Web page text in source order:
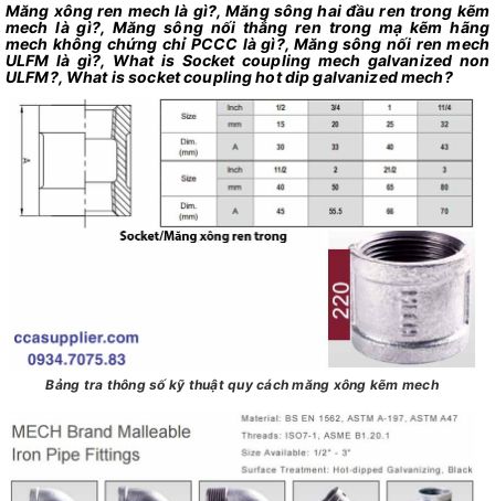
Măng xông ren mech là gì?, Măng sông hai đầu ren trong kẽm
mech là gì?, Măng sông nối thẳng ren trong mạ kẽm hãng
mech không chứng chỉ PCCC là gì?, Măng sông nối ren mech
ULFM là gì?, What is Socket coupling mech galvanized non
ULFM?, What is socket coupling hot dip galvanized mech?
Bảng tra thông số kỹ thuật quy cách măng xông kẽm mech